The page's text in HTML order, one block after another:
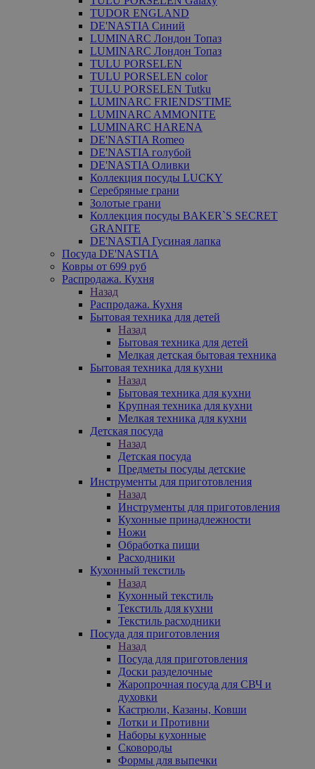
TUDOR ENGLAND
DE'NASTIA Синий
LUMINARC Лондон Топаз
LUMINARC Лондон Топаз
TULU PORSELEN
TULU PORSELEN color
TULU PORSELEN Tutku
LUMINARC FRIENDS'TIME
LUMINARC AMMONITE
LUMINARC HARENA
DE'NASTIA Romeo
DE'NASTIA голубой
DE'NASTIA Оливки
Коллекция посуды LUCKY
Серебряные грани
Золотые грани
Коллекция посуды BAKER`S SECRET
GRANITE
DE'NASTIA Гусиная лапка
Посуда DE'NASTIA
Ковры от 699 руб
Распродажа. Кухня
Назад
Распродажа. Кухня
Бытовая техника для детей
Назад
Бытовая техника для детей
Мелкая детская бытовая техника
Бытовая техника для кухни
Назад
Бытовая техника для кухни
Крупная техника для кухни
Мелкая техника для кухни
Детская посуда
Назад
Детская посуда
Предметы посуды детские
Инструменты для приготовления
Назад
Инструменты для приготовления
Кухонные принадлежности
Ножи
Обработка пищи
Расходники
Кухонный текстиль
Назад
Кухонный текстиль
Текстиль для кухни
Текстиль расходники
Посуда для приготовления
Назад
Посуда для приготовления
Доски разделочные
Жаропрочная посуда для СВЧ и
духовки
Кастрюли, Казаны, Ковши
Лотки и Противни
Наборы кухонные
Сковороды
Формы для выпечки